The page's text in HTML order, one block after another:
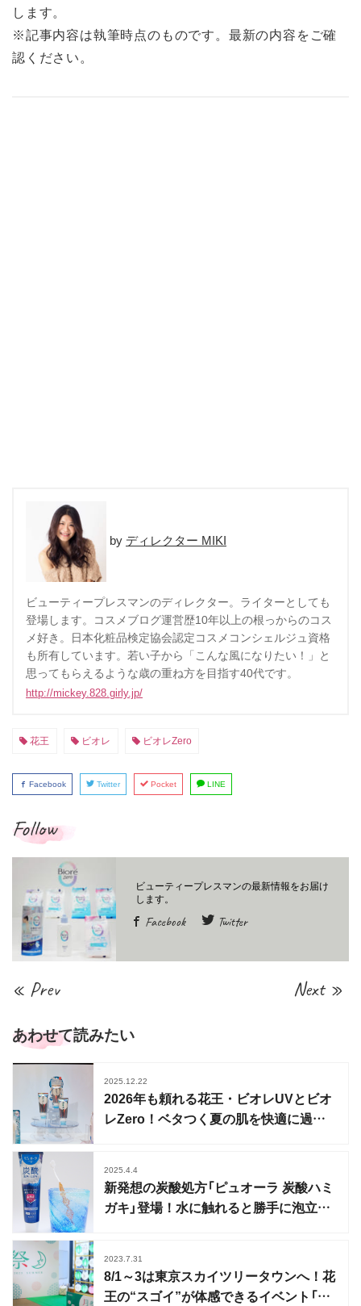
します。
※記事内容は執筆時点のものです。最新の内容をご確
認ください。
ディレクター MIKI
ビューティープレスマンのディレクター。ライターとしても
登場します。コスメブログ運営歴10年以上の根っからのコス
メ好き。日本化粧品検定協会認定コスメコンシェルジュ資格
も所有しています。若い子から「こんな風になりたい！」と
思ってもらえるような歳の重ね方を目指す40代です。
http://mickey.828.girly.jp/
花王 ビオレ ビオレZero
Facebook Twitter Pocket LINE
Follow
Facebook Twitter
« Prev Next »
あわせて読みたい
2025.12.22
2026年も頼れる花王・ビオレUVとビオ
レZero！ベタつく夏の肌を快適に過ご
2025.4.4
新発想の炭酸処方「ピュオーラ 炭酸ハミ
ガキ」登場！水に触れると勝手に泡立つ
2023.7.31
8/1～3は東京スカイツリータウンへ！花
王の“スゴイ”が体感できるイベント「月